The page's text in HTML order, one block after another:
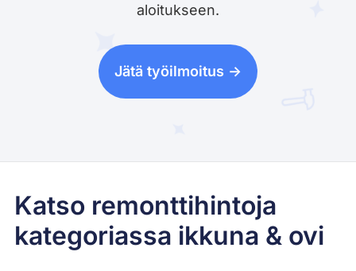
aloitukseen.
Jätä työilmoitus ->
Katso remonttihintoja
kategoriassa ikkuna & ovi